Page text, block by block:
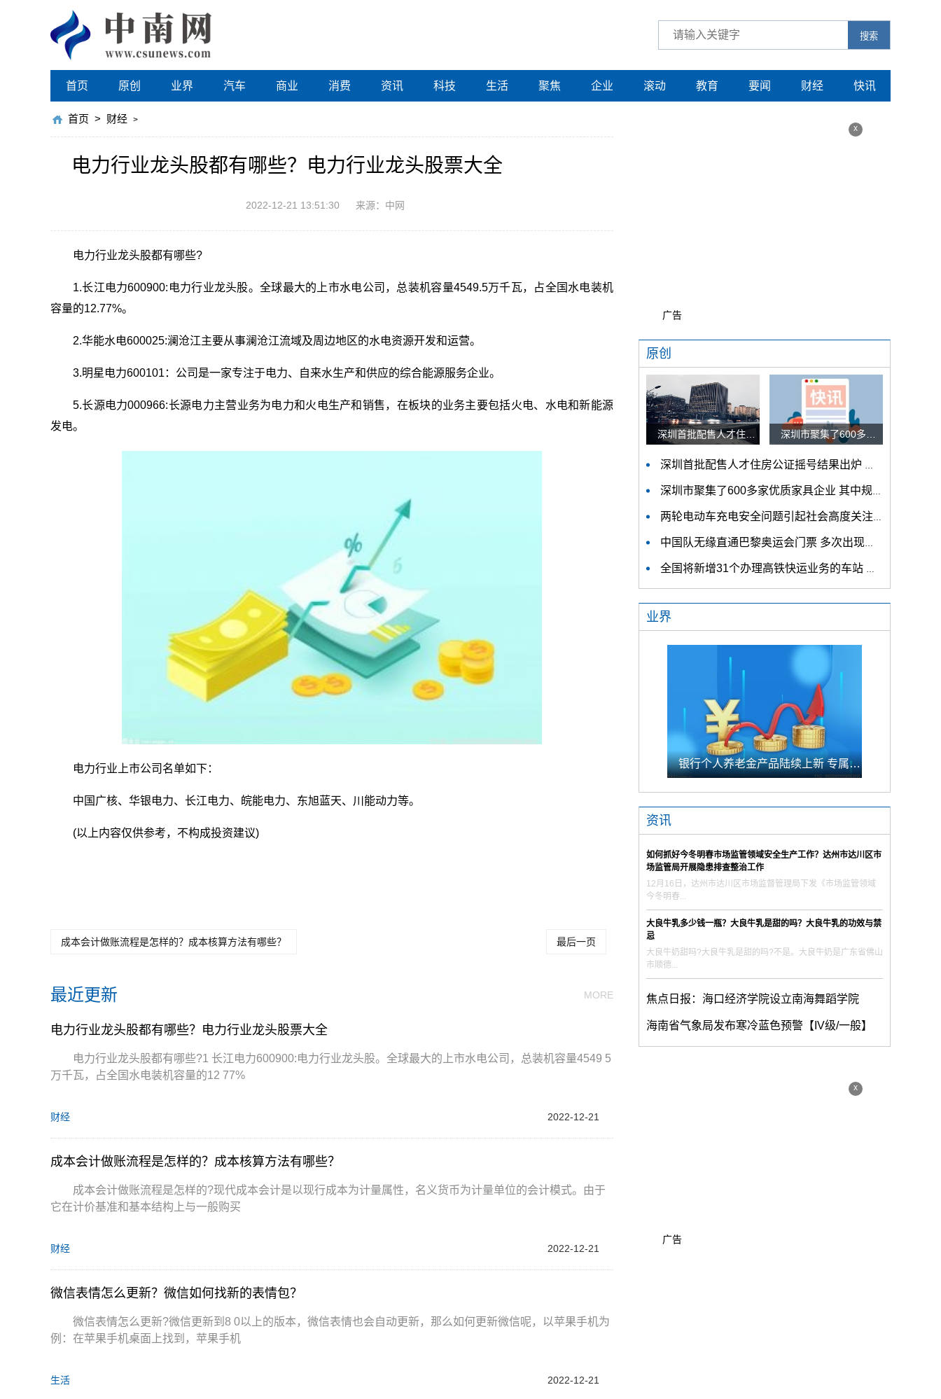
搜索
首页 原创 业界 汽车 商业 消费 资讯 科技 生活 聚焦 企业 滚动 教育 要闻 财经 快讯
首页 > 财经 >
电力行业龙头股都有哪些？电力行业龙头股票大全
2022-12-21 13:51:30 来源：中网
电力行业龙头股都有哪些?
1.长江电力600900:电力行业龙头股。全球最大的上市水电公司，总装机容量4549.5万千瓦，占全国水电装机
容量的12.77%。
2.华能水电600025:澜沧江主要从事澜沧江流域及周边地区的水电资源开发和运营。
3.明星电力600101：公司是一家专注于电力、自来水生产和供应的综合能源服务企业。
5.长源电力000966:长源电力主营业务为电力和火电生产和销售，在板块的业务主要包括火电、水电和新能源
发电。
电力行业上市公司名单如下：
中国广核、华银电力、长江电力、皖能电力、东旭蓝天、川能动力等。
(以上内容仅供参考，不构成投资建议)
成本会计做账流程是怎样的？成本核算方法有哪些？ 最后一页
最近更新 MORE
电力行业龙头股都有哪些？电力行业龙头股票大全
电力行业龙头股都有哪些?1 长江电力600900:电力行业龙头股。全球最大的上市水电公司，总装机容量4549 5
万千瓦，占全国水电装机容量的12 77%
财经 2022-12-21
成本会计做账流程是怎样的？成本核算方法有哪些？
成本会计做账流程是怎样的?现代成本会计是以现行成本为计量属性，名义货币为计量单位的会计模式。由于
它在计价基准和基本结构上与一般购买
财经 2022-12-21
微信表情怎么更新？微信如何找新的表情包？
微信表情怎么更新?微信更新到8 0以上的版本，微信表情也会自动更新，那么如何更新微信呢，以苹果手机为
例：在苹果手机桌面上找到，苹果手机
生活 2022-12-21
x
广告
原创
深圳首批配售人才住房公证摇号结果出炉 认购家庭将于12月9日起选房
深圳市聚集了600多家优质家具企业 其中规模以上企业占比90%
两轮电动车充电安全问题引起社会高度关注 多措并举强化充电安全监管
中国队无缘直通巴黎奥运会门票 多次出现失误平衡木唐茜靖、罗蕊掉木
全国将新增31个办理高铁快运业务的车站 高铁快运车站将达280个
业界
银行个人养老金产品陆续上新 专属储蓄期限偏1年至5年的中长期
资讯
如何抓好今冬明春市场监管领域安全生产工作？达州市达川区市
场监管局开展隐患排查整治工作
12月16日，达州市达川区市场监督管理局下发《市场监管领域
今冬明春...
大良牛乳多少钱一瓶？大良牛乳是甜的吗？大良牛乳的功效与禁
忌
大良牛奶甜吗?大良牛乳是甜的吗?不是。大良牛奶是广东省佛山
市顺德...
焦点日报：海口经济学院设立南海舞蹈学院
海南省气象局发布寒冷蓝色预警【IV级/一般】
x
广告